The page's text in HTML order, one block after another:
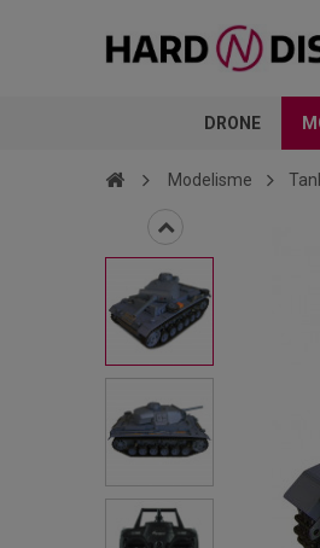
DRONE
Modelisme